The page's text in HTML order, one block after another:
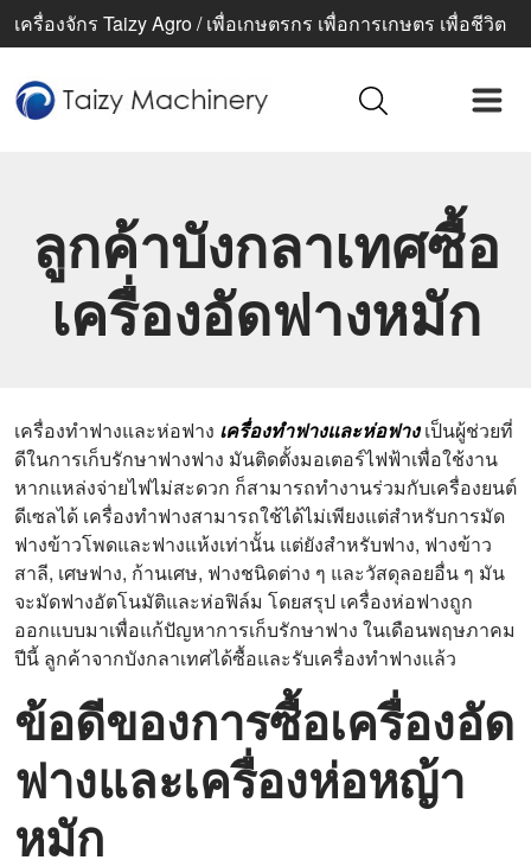
เครื่องจักร Taizy Agro / เพื่อเกษตรกร เพื่อการเกษตร เพื่อชีวิต
ลูกค้าบังกลาเทศซื้อ
เครื่องอัดฟางหมัก
เครื่องทำฟางและห่อฟาง เครื่องทำฟางและห่อฟางเป็นผู้ช่วยที่
ดีในการเก็บรักษาฟางฟาง มันติดตั้งมอเตอร์ไฟฟ้าเพื่อใช้งาน
หากแหล่งจ่ายไฟไม่สะดวก ก็สามารถทำงานร่วมกับเครื่องยนต์
ดีเซลได้ เครื่องทำฟางสามารถใช้ได้ไม่เพียงแต่สำหรับการมัด
ฟางข้าวโพดและฟางแห้งเท่านั้น แต่ยังสำหรับฟาง, ฟางข้าว
สาลี, เศษฟาง, ก้านเศษ, ฟางชนิดต่าง ๆ และวัสดุลอยอื่น ๆ มัน
จะมัดฟางอัตโนมัติและห่อฟิล์ม โดยสรุป เครื่องห่อฟางถูก
ออกแบบมาเพื่อแก้ปัญหาการเก็บรักษาฟาง ในเดือนพฤษภาคม
ปีนี้ ลูกค้าจากบังกลาเทศได้ซื้อและรับเครื่องทำฟางแล้ว
ข้อดีของการซื้อเครื่องอัด
ฟางและเครื่องห่อหญ้า
หมัก